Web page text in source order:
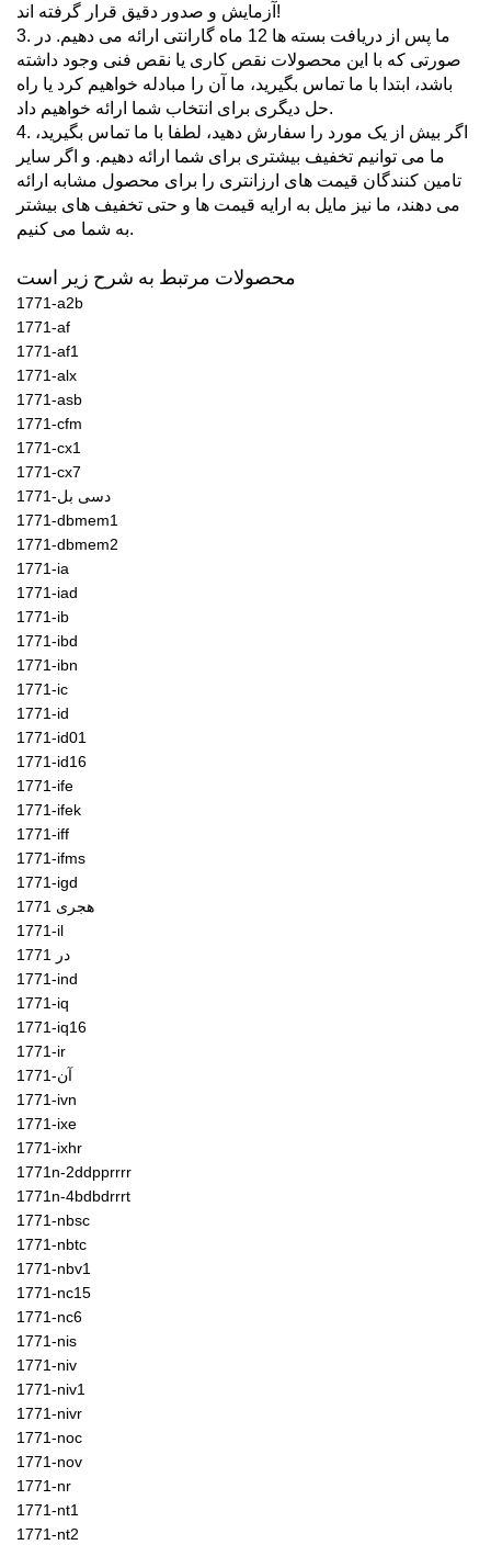
آزمایش و صدور دقیق قرار گرفته اند!
3. ما پس از دریافت بسته ها 12 ماه گارانتی ارائه می دهیم. در
صورتی که با این محصولات نقص کاری یا نقص فنی وجود داشته
باشد، ابتدا با ما تماس بگیرید، ما آن را مبادله خواهیم کرد یا راه
حل دیگری برای انتخاب شما ارائه خواهیم داد.
4. اگر بیش از یک مورد را سفارش دهید، لطفا با ما تماس بگیرید،
ما می توانیم تخفیف بیشتری برای شما ارائه دهیم. و اگر سایر
تامین کنندگان قیمت های ارزانتری را برای محصول مشابه ارائه
می دهند، ما نیز مایل به ارایه قیمت ها و حتی تخفیف های بیشتر
به شما می کنیم.
1771-a2b
1771-af
1771-af1
1771-alx
1771-asb
1771-cfm
1771-cx1
1771-cx7
1771-دسی بل
1771-dbmem1
1771-dbmem2
1771-ia
1771-iad
1771-ib
1771-ibd
1771-ibn
1771-ic
1771-id
1771-id01
1771-id16
1771-ife
1771-ifek
1771-iff
1771-ifms
1771-igd
1771 هجری
1771-il
1771 در
1771-ind
1771-iq
1771-iq16
1771-ir
1771-آن
1771-ivn
1771-ixe
1771-ixhr
1771n-2ddpprrrr
1771n-4bdbdrrrt
1771-nbsc
1771-nbtc
1771-nbv1
1771-nc15
1771-nc6
1771-nis
1771-niv
1771-niv1
1771-nivr
1771-noc
1771-nov
1771-nr
1771-nt1
1771-nt2